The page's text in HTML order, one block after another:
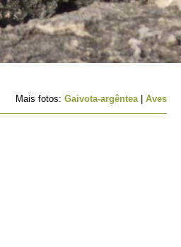
Mais fotos: Gaivota-argêntea| Aves